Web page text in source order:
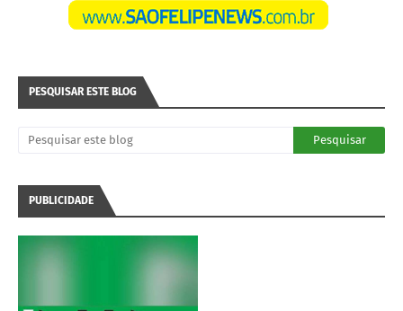
PESQUISAR ESTE BLOG
PUBLICIDADE